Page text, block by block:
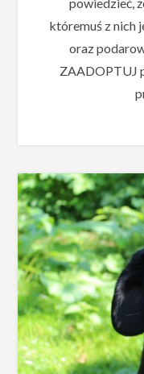
któremuś z nich
oraz
ZAADOPTUJ